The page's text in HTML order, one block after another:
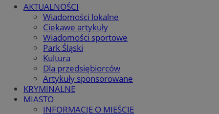
AKTUALNOŚCI
Wiadomości lokalne
Ciekawe artykuły
Wiadomości sportowe
Park Śląski
Kultura
Dla przedsiębiorców
Artykuły sponsorowane
KRYMINALNE
MIASTO
INFORMACJE O MIEŚCIE